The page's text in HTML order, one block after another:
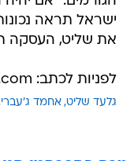
ישראל תראה
את שליט, העסקה
לפניות לכתב: nir_yah@walla.com
גלעד שליט אחמד ג'עברי